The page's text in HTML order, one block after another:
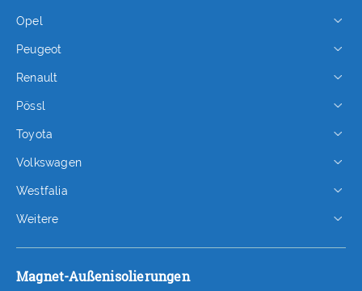
Opel
Peugeot
Renault
Pössl
Toyota
Volkswagen
Westfalia
Weitere
Magnet-Außenisolierungen